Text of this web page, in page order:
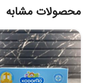
محصولات مشابه